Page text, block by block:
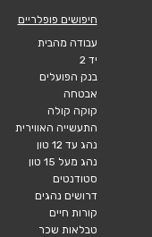
חיפושים פופלריים
עבודה מהבית
יד 2
בנק הפועלים
אבטחה
קוקה קולה
התעשייה האווירית
נהג עד 12 טון
נהג מעל 15 טון
סטודנטים
דרושים נהגים
קורות חיים
טבלאות שכר